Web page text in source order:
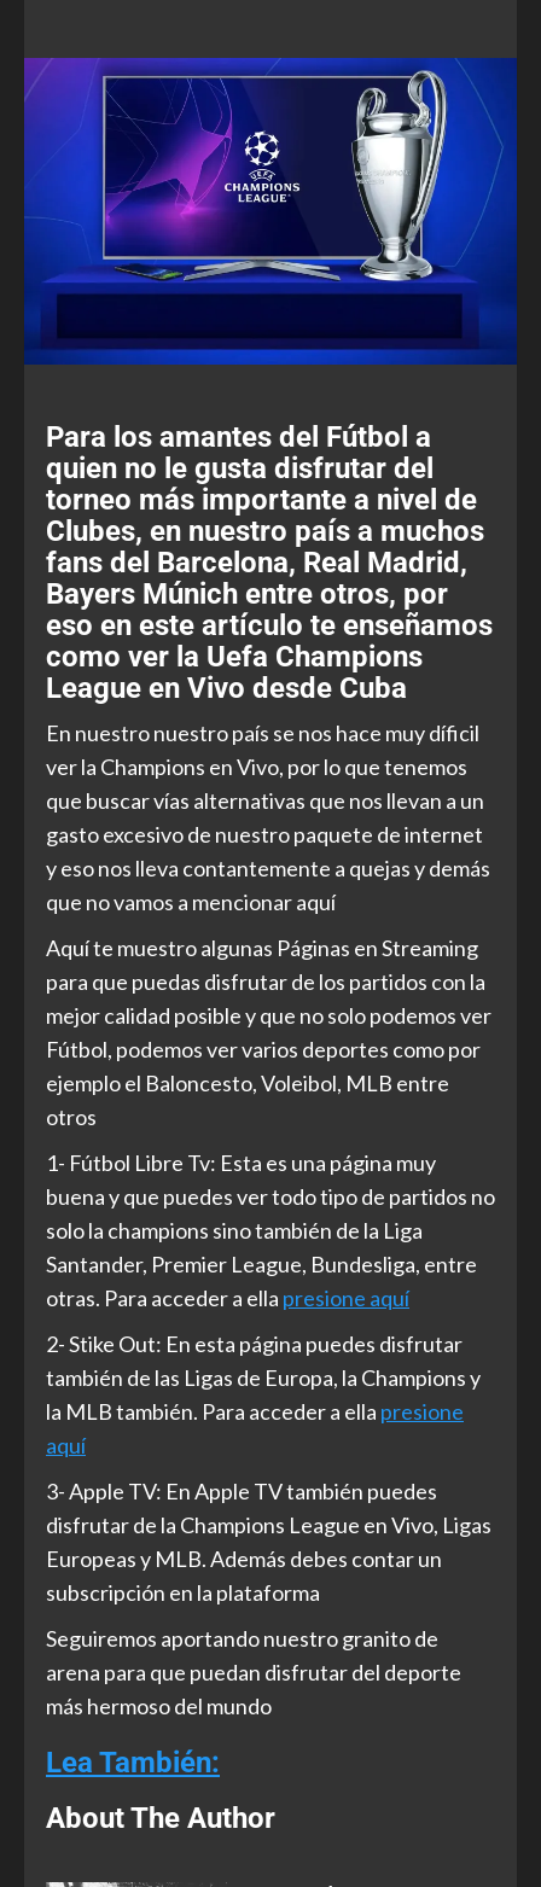
Para los amantes del Fútbol a
quien no le gusta disfrutar del
torneo más importante a nivel de
Clubes, en nuestro país a muchos
fans del Barcelona, Real Madrid,
Bayers Múnich entre otros, por
eso en este artículo te enseñamos
como ver la Uefa Champions
League en Vivo desde Cuba
En nuestro nuestro país se nos hace muy díficil
ver la Champions en Vivo, por lo que tenemos
que buscar vías alternativas que nos llevan a un
gasto excesivo de nuestro paquete de internet
y eso nos lleva contantemente a quejas y demás
que no vamos a mencionar aquí
Aquí te muestro algunas Páginas en Streaming
para que puedas disfrutar de los partidos con la
mejor calidad posible y que no solo podemos ver
Fútbol, podemos ver varios deportes como por
ejemplo el Baloncesto, Voleibol, MLB entre
otros
1- Fútbol Libre Tv: Esta es una página muy
buena y que puedes ver todo tipo de partidos no
solo la champions sino también de la Liga
Santander, Premier League, Bundesliga, entre
otras. Para acceder a ella presione aquí
2- Stike Out: En esta página puedes disfrutar
también de las Ligas de Europa, la Champions y
la MLB también. Para acceder a ella presione
aquí
3- Apple TV: En Apple TV también puedes
disfrutar de la Champions League en Vivo, Ligas
Europeas y MLB. Además debes contar un
subscripción en la plataforma
Seguiremos aportando nuestro granito de
arena para que puedan disfrutar del deporte
más hermoso del mundo
Lea También:
About The Author